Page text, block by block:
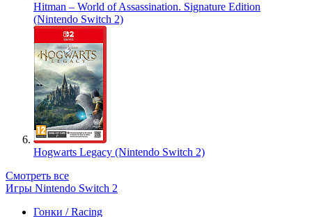
Hitman – World of Assassination. Signature Edition
(Nintendo Switch 2)
Hogwarts Legacy (Nintendo Switch 2)
Смотреть все
Игры Nintendo Switch 2
Гонки / Racing